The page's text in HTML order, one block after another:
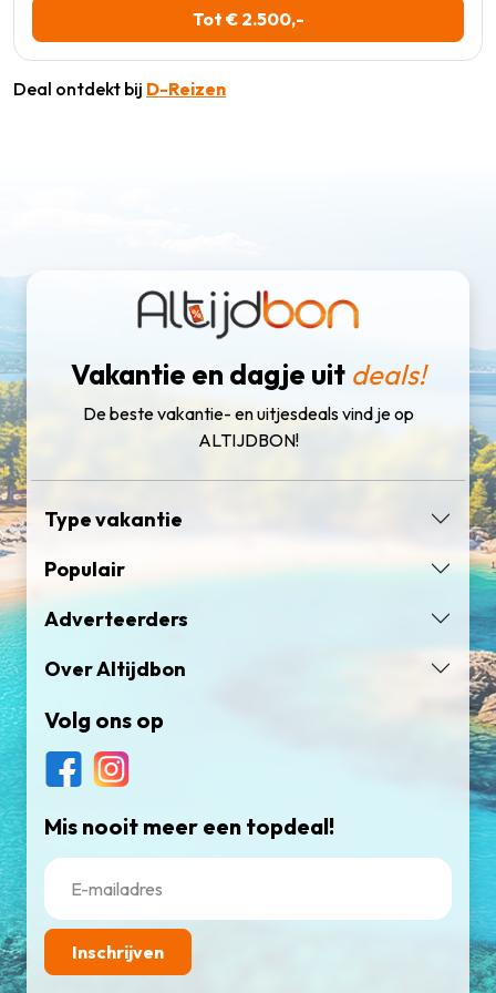
Tot € 2.500,-
Deal ontdekt bij D-Reizen
Vakantie en dagje uit deals!
De beste vakantie- en uitjesdeals vind je op
ALTIJDBON!
Type vakantie
Populair
Adverteerders
Over Altijdbon
Volg ons op
Mis nooit meer een topdeal!
Inschrijven